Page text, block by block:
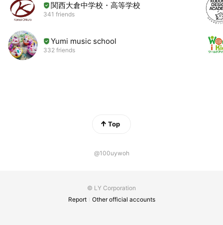
関西大倉中学校・高等学校
341 friends
Yumi music school
332 friends
Top
@100uywoh
© LY Corporation
Report
Other official accounts